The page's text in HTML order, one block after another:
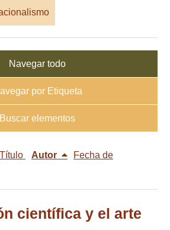
Navegar todo
por Etiqueta
Buscar elementos
Título Autor
Fecha de
científica y el arte